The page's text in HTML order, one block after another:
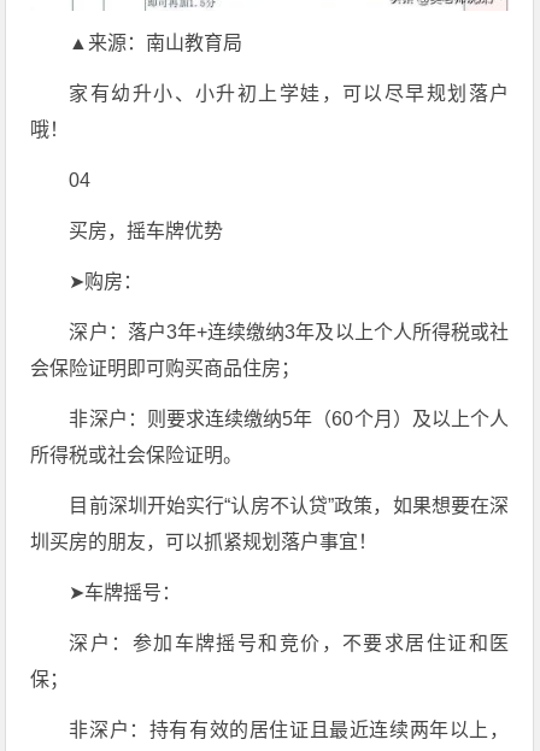
▲来源：南山教育局
家有幼升小、小升初上学娃，可以尽早规划落户
哦！
04
买房，摇车牌优势
➤购房：
深户：落户3年+连续缴纳3年及以上个人所得税或社
会保险证明即可购买商品住房；
非深户：则要求连续缴纳5年（60个月）及以上个人
所得税或社会保险证明。
目前深圳开始实行“认房不认贷”政策，如果想要在深
圳买房的朋友，可以抓紧规划落户事宜！
➤车牌摇号：
深户：参加车牌摇号和竞价，不要求居住证和医
保；
非深户：持有有效的居住证且最近连续两年以上，